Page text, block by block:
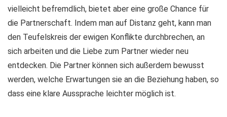
vielleicht befremdlich, bietet aber eine große Chance für
die Partnerschaft. Indem man auf Distanz geht, kann man
den Teufelskreis der ewigen Konflikte durchbrechen, an
sich arbeiten und die Liebe zum Partner wieder neu
entdecken. Die Partner können sich außerdem bewusst
werden, welche Erwartungen sie an die Beziehung haben, so
dass eine klare Aussprache leichter möglich ist.